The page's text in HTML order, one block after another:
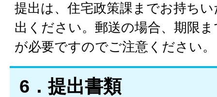
提出は、住宅政策課までお持ち
出ください。郵送の場合、期限
が必要ですのでご注意ください。
6．提出書類